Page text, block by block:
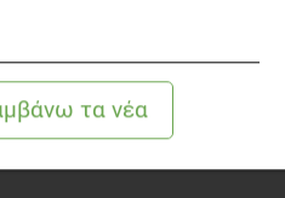
από την σεξουαλική